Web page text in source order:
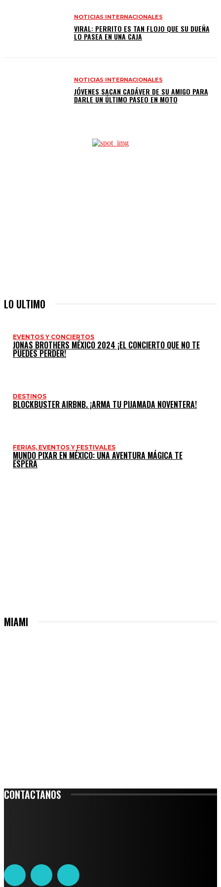
NOTICIAS INTERNACIONALES
VIRAL: PERRITO ES TAN FLOJO QUE SU DUEÑA
LO PASEA EN UNA CAJA
NOTICIAS INTERNACIONALES
JÓVENES SACAN CADÁVER DE SU AMIGO PARA
DARLE UN ÚLTIMO PASEO EN MOTO
LO ULTIMO
EVENTOS Y CONCIERTOS
JONAS BROTHERS MÉXICO 2024 ¡EL CONCIERTO QUE NO TE
PUEDES PERDER!
DESTINOS
BLOCKBUSTER AIRBNB. ¡ARMA TU PIJAMADA NOVENTERA!
FERIAS, EVENTOS Y FESTIVALES
MUNDO PIXAR EN MÉXICO: UNA AVENTURA MÁGICA TE
ESPERA
MIAMI
CONTACTANOS